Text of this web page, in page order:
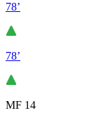
78’
78’
MF 14